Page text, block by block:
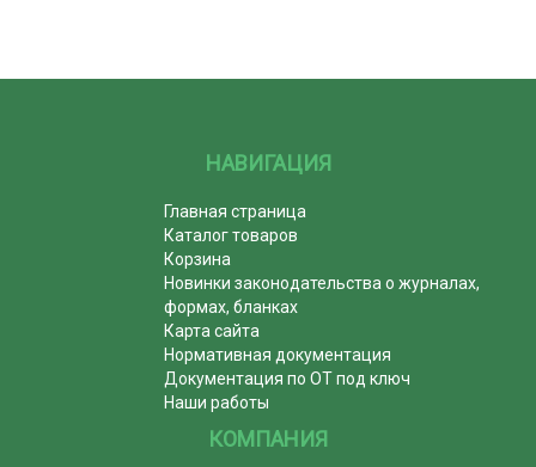
НАВИГАЦИЯ
Главная страница
Каталог товаров
Корзина
Новинки законодательства о журналах,
формах, бланках
Карта сайта
Нормативная документация
Документация по ОТ под ключ
Наши работы
КОМПАНИЯ